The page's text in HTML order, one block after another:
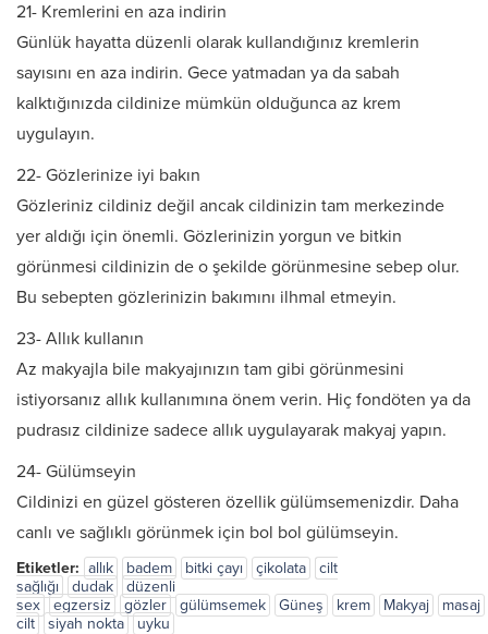
21- Kremlerini en aza indirin
Günlük hayatta düzenli olarak kullandığınız kremlerin
sayısını en aza indirin. Gece yatmadan ya da sabah
kalktığınızda cildinize mümkün olduğunca az krem
uygulayın.
22- Gözlerinize iyi bakın
Gözleriniz cildiniz değil ancak cildinizin tam merkezinde
yer aldığı için önemli. Gözlerinizin yorgun ve bitkin
görünmesi cildinizin de o şekilde görünmesine sebep olur.
Bu sebepten gözlerinizin bakımını ilhmal etmeyin.
23- Allık kullanın
Az makyajla bile makyajınızın tam gibi görünmesini
istiyorsanız allık kullanımına önem verin. Hiç fondöten ya da
pudrasız cildinize sadece allık uygulayarak makyaj yapın.
24- Gülümseyin
Cildinizi en güzel gösteren özellik gülümsemenizdir. Daha
canlı ve sağlıklı görünmek için bol bol gülümseyin.
Etiketler: allık badem bitki çayı çikolata
cilt
sağlığı
dudak
düzenli
sex
egzersiz gözler gülümsemek Güneş krem Makyaj
masaj
cilt
siyah nokta uyku